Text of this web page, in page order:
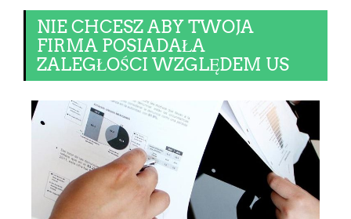
NIE CHCESZ ABY TWOJA
FIRMA POSIADAŁA
ZALEGŁOŚCI WZGLĘDEM US